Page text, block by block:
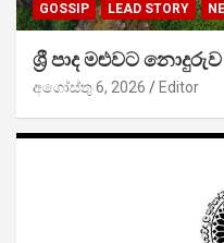
GOSSIP LEAD STORY
ශ්‍රී පාද මළුවට
අගෝස්තු 6, 2026 Editor